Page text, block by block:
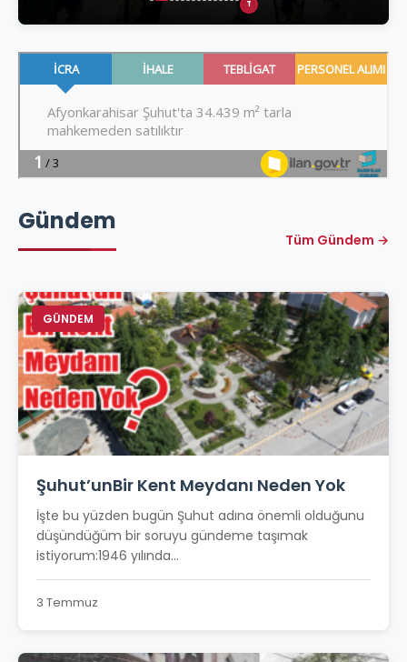
T
Gündem
Tüm Gündem →
GÜNDEM
Şuhut’unBir Kent Meydanı Neden Yok
İşte bu yüzden bugün Şuhut adına önemli olduğunu
düşündüğüm bir soruyu gündeme taşımak
istiyorum:1946 yılında...
3 Temmuz